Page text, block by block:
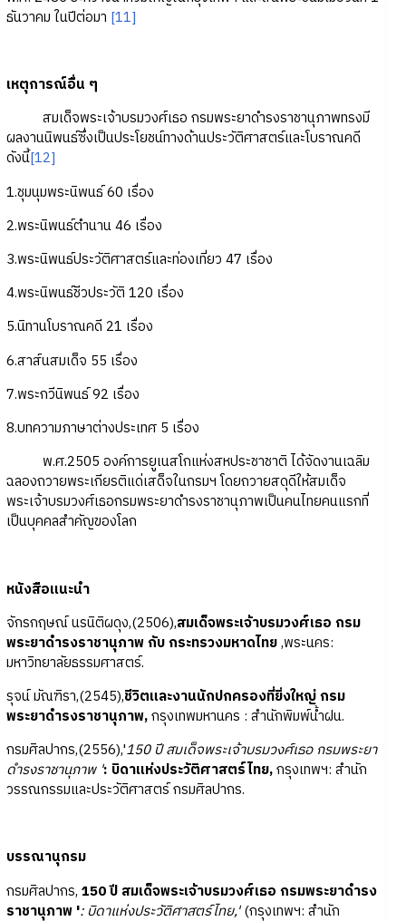
ธันวาคม ในปีต่อมา [11]
เหตุการณ์อื่น ๆ
สมเด็จพระเจ้าบรมวงศ์เธอ กรมพระยาดำรงราชานุภาพทรงมี
ผลงานนิพนธ์ซึ่งเป็นประโยชน์ทางด้านประวัติศาสตร์และโบราณคดี
ดังนี้[12]
1.ชุมนุมพระนิพนธ์ 60 เรื่อง
2.พระนิพนธ์ตำนาน 46 เรื่อง
3.พระนิพนธ์ประวัติศาสตร์และท่องเที่ยว 47 เรื่อง
4.พระนิพนธ์ชีวประวัติ 120 เรื่อง
5.นิทานโบราณคดี 21 เรื่อง
6.สาส์นสมเด็จ 55 เรื่อง
7.พระกวีนิพนธ์ 92 เรื่อง
8.บทความภาษาต่างประเทศ 5 เรื่อง
พ.ศ.2505 องค์การยูเนสโกแห่งสหประชาชาติ ได้จัดงานเฉลิม
ฉลองถวายพระเกียรติแด่เสด็จในกรมฯ โดยถวายสดุดีให้สมเด็จ
พระเจ้าบรมวงศ์เธอกรมพระยาดำรงราชานุภาพเป็นคนไทยคนแรกที่
เป็นบุคคลสำคัญของโลก
หนังสือแนะนำ
จักรกฤษณ์ นรนิติผดุง,(2506),สมเด็จพระเจ้าบรมวงศ์เธอ กรม
พระยาดำรงราชานุภาพ กับ กระทรวงมหาดไทย,พระนคร:
มหาวิทยาลัยธรรมศาสตร์.
รุจน์ มัณฑิรา,(2545),ชีวิตและงานนักปกครองที่ยิ่งใหญ่ กรม
พระยาดำรงราชานุภาพ,กรุงเทพมหานคร : สำนักพิมพ์น้ำฝน.
กรมศิลปากร,(2556),'150 ปี สมเด็จพระเจ้าบรมวงศ์เธอ กรมพระยา
ดำรงราชานุภาพ ': บิดาแห่งประวัติศาสตร์ไทย,กรุงเทพฯ: สำนัก
วรรณกรรมและประวัติศาสตร์ กรมศิลปากร.
บรรณานุกรม
กรมศิลปากร, 150 ปี สมเด็จพระเจ้าบรมวงศ์เธอ กรมพระยาดำรง
ราชานุภาพ ': บิดาแห่งประวัติศาสตร์ไทย,'(กรุงเทพฯ: สำนัก